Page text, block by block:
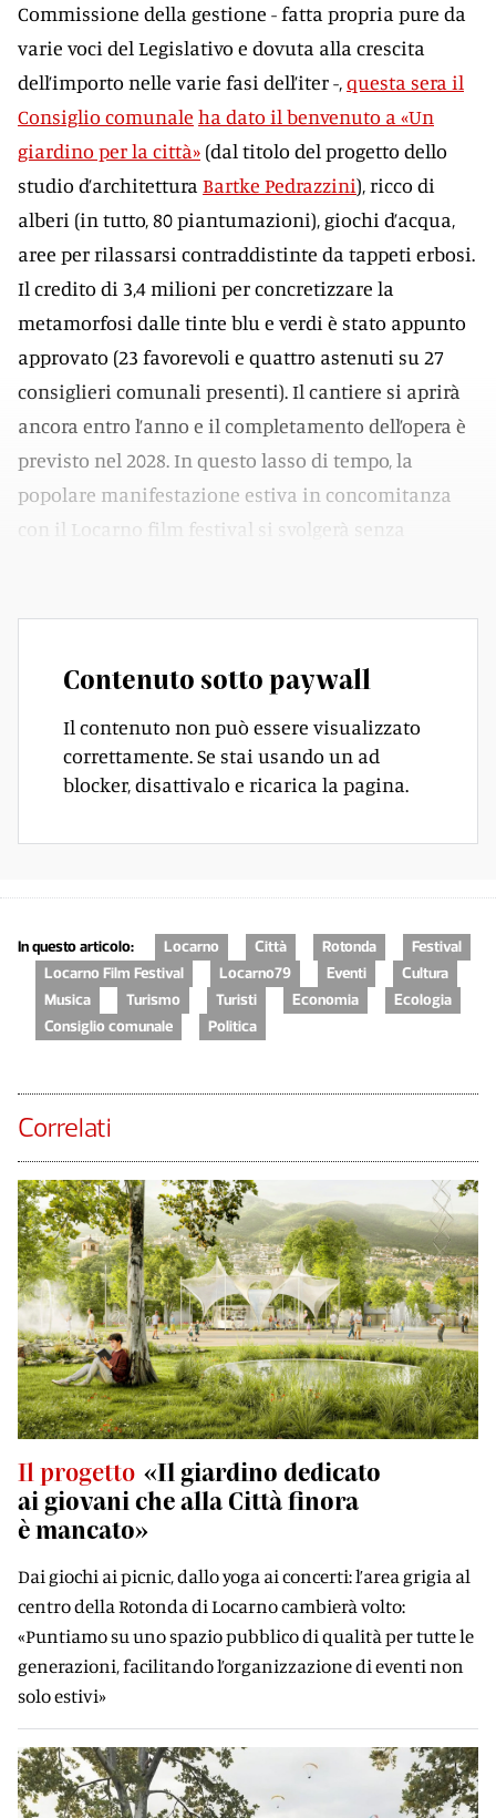
Commissione della gestione - fatta propria pure da
varie voci del Legislativo e dovuta alla crescita
dell’importo nelle varie fasi dell’iter -,questa sera il
Consiglio comunale ha dato il benvenuto a «Un
giardino per la città» (dal titolo del progetto dello
studio d’architettura Bartke Pedrazzini), ricco di
alberi (in tutto, 80 piantumazioni), giochi d’acqua,
aree per rilassarsi contraddistinte da tappeti erbosi.
Il credito di 3,4 milioni per concretizzare la
metamorfosi dalle tinte blu e verdi è stato appunto
approvato (23 favorevoli e quattro astenuti su 27
consiglieri comunali presenti). Il cantiere si aprirà
ancora entro l’anno e il completamento dell’opera è
previsto nel 2028. In questo lasso di tempo, la
popolare manifestazione estiva in concomitanza
con il Locarno film festival si svolgerà senza
Contenuto sotto paywall
Il contenuto non può essere visualizzato
correttamente. Se stai usando un ad
blocker, disattivalo e ricarica la pagina.
In questo articolo: Locarno Città Rotonda
Festival
Locarno Film Festival
Locarno79 Eventi
Cultura
Musica
Turismo Turisti Economia
Ecologia
Consiglio comunale
Politica
Correlati
Il progetto «Il giardino dedicato
ai giovani che alla Città finora
è mancato»
Dai giochi ai picnic, dallo yoga ai concerti: l’area grigia al
centro della Rotonda di Locarno cambierà volto:
«Puntiamo su uno spazio pubblico di qualità per tutte le
generazioni, facilitando l’organizzazione di eventi non
solo estivi»